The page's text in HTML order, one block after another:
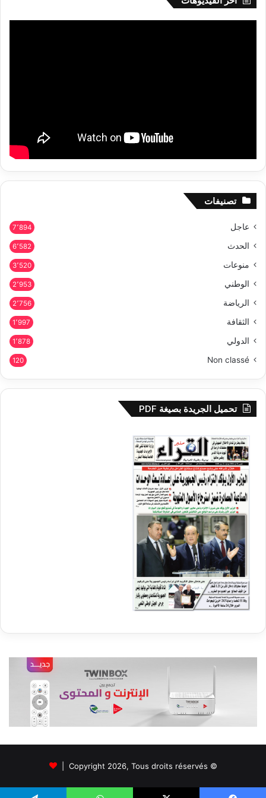
تصنيفات
عاجل 7٬894
الحدث 6٬582
منوعات 3٬520
الوطني 2٬953
الرياضة 2٬756
الثقافة 1٬997
الدولي 1٬878
Non classé
120
تحميل الجريدة بصيغة PDF
© Copyright 2026, Tous droits réservés |